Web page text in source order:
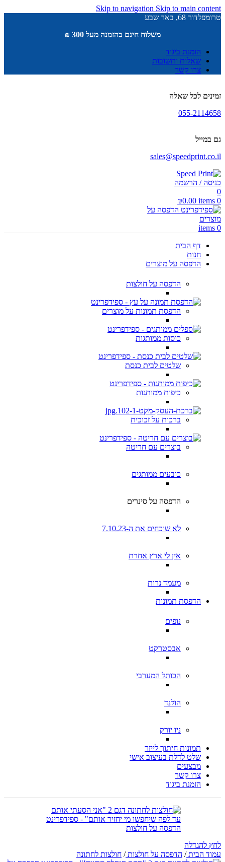
Skip to navigation Skip to main content
טרומפלדור 68, באר שבע
משלוח חינם בהזמנה מעל 300 ₪
הזמנת ביגוד
שאלות ותשובות
צרו קשר
זמינים לכל שאלה
055-2114658
גם במייל
sales@speedprint.co.il
כניסה / הרשמה
0
0
items
₪0.00
0
items
דף הבית
חנות
הדפסה על מוצרים
הדפסה על חולצות
הדפסת תמונות על מוצרים
כוסות ממותגות
שלטים לבית כנסת
כיפות ממותגות
ברכות על זכוכית
בוצרים עם חריטה
כובעים ממותגים
הדפסה על סינרים
לא שוכחים את ה-7.10.23
אין לי ארץ אחרת
מעמד נרות
הדפסת תמונות
נופים
אבסטרקט
הכותל המערבי
הולנד
ניו יורק
תמונות חיתוך לייזר
שלט לדלת בעיצוב אישי
מבצעים
צרו קשר
הזמנת ביגוד
לחץ להגדלה
עמוד הבית/ הדפסה על חולצות/ חולצות לחתונה